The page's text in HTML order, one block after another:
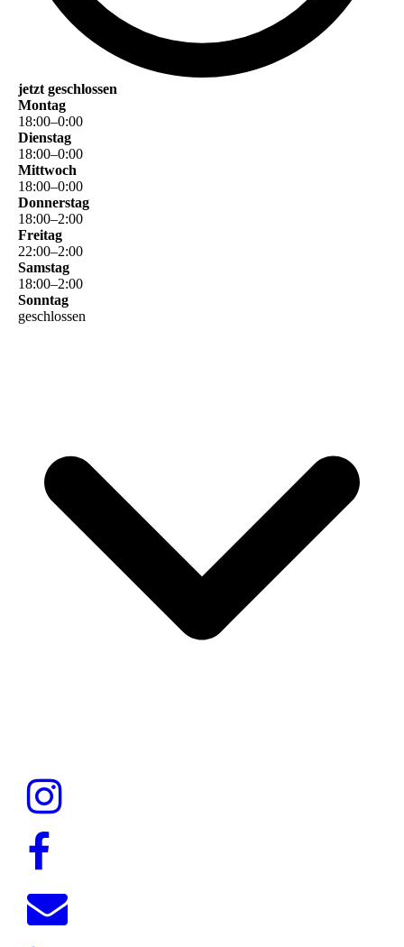
jetzt geschlossen
Montag
18:00–0:00
Dienstag
18:00–0:00
Mittwoch
18:00–0:00
Donnerstag
18:00–2:00
Freitag
22:00–2:00
Samstag
18:00–2:00
Sonntag
geschlossen